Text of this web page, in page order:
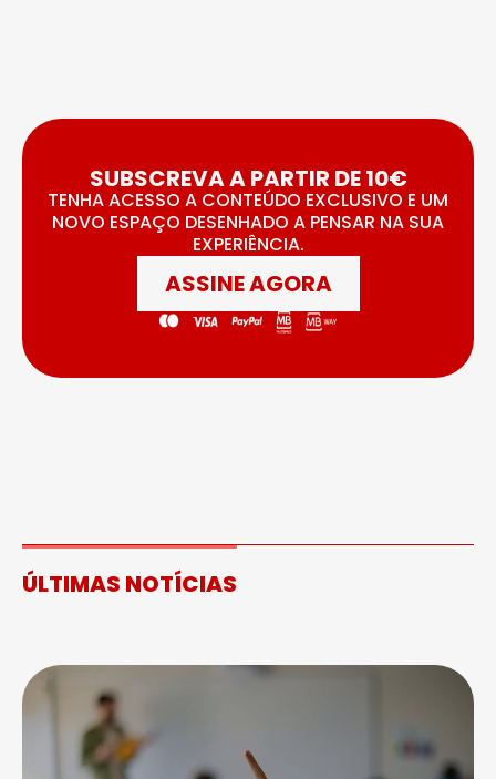
SUBSCREVA A PARTIR DE 10€
TENHA ACESSO A CONTEÚDO EXCLUSIVO E UM
NOVO ESPAÇO DESENHADO A PENSAR NA SUA
EXPERIÊNCIA.
ASSINE AGORA
ÚLTIMAS NOTÍCIAS